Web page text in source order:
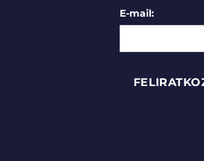
E-mail: